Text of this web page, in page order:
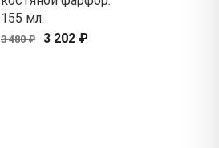
155 мл.
3 480 ₽ 3 202 ₽